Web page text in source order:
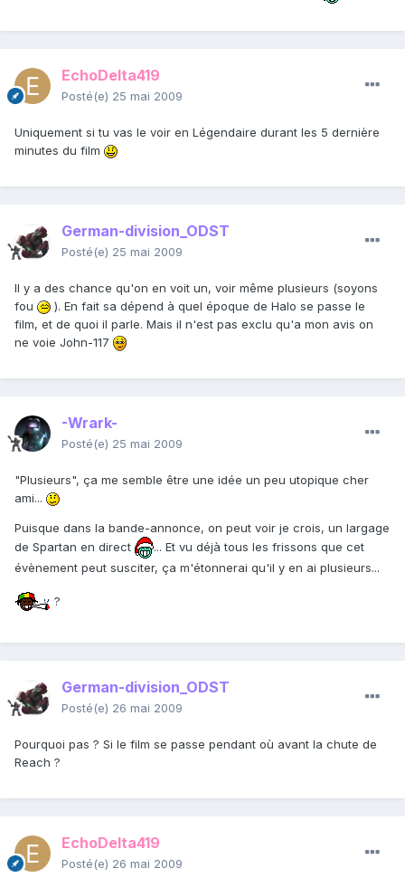
EchoDelta419
Posté(e) 25 mai 2009
Uniquement si tu vas le voir en Légendaire durant les 5 dernière
minutes du film
German-division_ODST
Posté(e) 25 mai 2009
Il y a des chance qu'on en voit un, voir même plusieurs (soyons
fou
). En fait sa dépend à quel époque de Halo se passe le
film, et de quoi il parle. Mais il n'est pas exclu qu'a mon avis on
ne voie John-117
-Wrark-
Posté(e) 25 mai 2009
"Plusieurs", ça me semble être une idée un peu utopique cher
ami...
Puisque dans la bande-annonce, on peut voir je crois, un largage
de Spartan en direct
... Et vu déjà tous les frissons que cet
évènement peut susciter, ça m'étonnerai qu'il y en ai plusieurs...
?
German-division_ODST
Posté(e) 26 mai 2009
Pourquoi pas ? Si le film se passe pendant où avant la chute de
Reach ?
EchoDelta419
Posté(e) 26 mai 2009